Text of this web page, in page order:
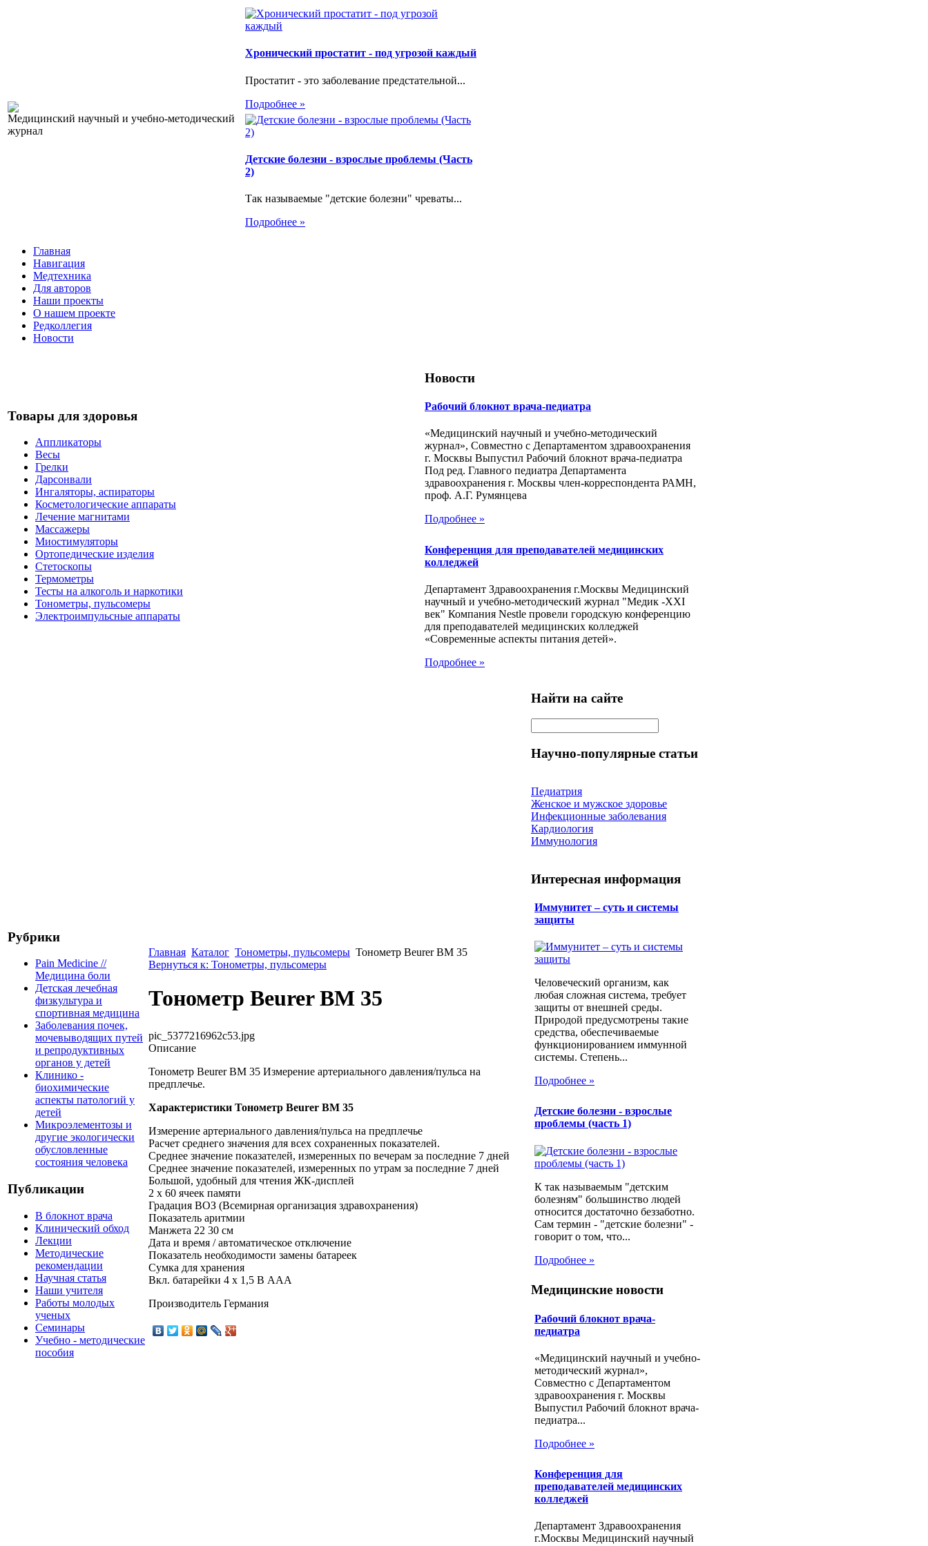
Медицинский научный и учебно-методический
журнал
Хронический простатит - под угрозой каждый
Простатит - это заболевание предстательной...
Подробнее »
Детские болезни - взрослые проблемы (Часть
2)
Так называемые "детские болезни" чреваты...
Подробнее »
Главная
Навигация
Медтехника
Для авторов
Наши проекты
О нашем проекте
Редколлегия
Новости
Товары для здоровья
Аппликаторы
Весы
Грелки
Дарсонвали
Ингаляторы, аспираторы
Косметологические аппараты
Лечение магнитами
Массажеры
Миостимуляторы
Ортопедические изделия
Стетоскопы
Термометры
Тесты на алкоголь и наркотики
Тонометры, пульсомеры
Электроимпульсные аппараты
Новости
Рабочий блокнот врача-педиатра
«Медицинский научный и учебно-методический
журнал», Совместно с Департаментом здравоохранения
г. Москвы Выпустил Рабочий блокнот врача-педиатра
Под ред. Главного педиатра Департамента
здравоохранения г. Москвы член-корреспондента РАМН,
проф. А.Г. Румянцева
Подробнее »
Конференция для преподавателей медицинских
колледжей
Департамент Здравоохранения г.Москвы Медицинский
научный и учебно-методический журнал "Медик -ХХI
век" Компания Nestle провели городскую конференцию
для преподавателей медицинских колледжей
«Современные аспекты питания детей».
Подробнее »
Рубрики
Pain Medicine //
Медицина боли
Детская лечебная
физкультура и
спортивная медицина
Заболевания почек,
мочевыводящих путей
и репродуктивных
органов у детей
Клинико -
биохимические
аспекты патологий у
детей
Микроэлементозы и
другие экологически
обусловленные
состояния человека
Публикации
В блокнот врача
Клинический обход
Лекции
Методические
рекомендации
Научная статья
Наши учителя
Работы молодых
ученых
Семинары
Учебно - методические
пособия
Главная Каталог Тонометры, пульсомеры Тонометр Beurer BM 35
Вернуться к: Тонометры, пульсомеры
Тонометр Beurer BM 35
pic_5377216962c53.jpg
Описание
Тонометр Beurer BM 35 Измерение артериального давления/пульса на
предплечье.
Характеристики Тонометр Beurer BM 35
Измерение артериального давления/пульса на предплечье
Расчет среднего значения для всех сохраненных показателей.
Среднее значение показателей, измеренных по вечерам за последние 7 дней
Среднее значение показателей, измеренных по утрам за последние 7 дней
Большой, удобный для чтения ЖК-дисплей
2 x 60 ячеек памяти
Градация ВОЗ (Всемирная организация здравохранения)
Показатель аритмии
Манжета 22 30 см
Дата и время / автоматическое отключение
Показатель необходимости замены батареек
Сумка для хранения
Вкл. батарейки 4 x 1,5 В AAA
Производитель Германия
Найти на сайте
Научно-популярные статьи
Педиатрия
Женское и мужское здоровье
Инфекционные заболевания
Кардиология
Иммунология
Интересная информация
Иммунитет – суть и системы
защиты
Человеческий организм, как
любая сложная система, требует
защиты от внешней среды.
Природой предусмотрены такие
средства, обеспечиваемые
функционированием иммунной
системы. Степень...
Подробнее »
Детские болезни - взрослые
проблемы (часть 1)
К так называемым "детским
болезням" большинство людей
относится достаточно беззаботно.
Сам термин - "детские болезни" -
говорит о том, что...
Подробнее »
Медицинские новости
Рабочий блокнот врача-
педиатра
«Медицинский научный и учебно-
методический журнал»,
Совместно с Департаментом
здравоохранения г. Москвы
Выпустил Рабочий блокнот врача-
педиатра...
Подробнее »
Конференция для
преподавателей медицинских
колледжей
Департамент Здравоохранения
г.Москвы Медицинский научный